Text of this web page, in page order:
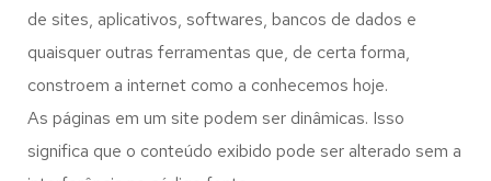
de sites, aplicativos, softwares, bancos de dados e
quaisquer outras ferramentas que, de certa forma,
constroem a internet como a conhecemos hoje.
As páginas em um site podem ser dinâmicas. Isso
significa que o conteúdo exibido pode ser alterado sem a